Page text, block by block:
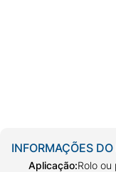
INFORMAÇÕES
Aplicação:Rolo ou